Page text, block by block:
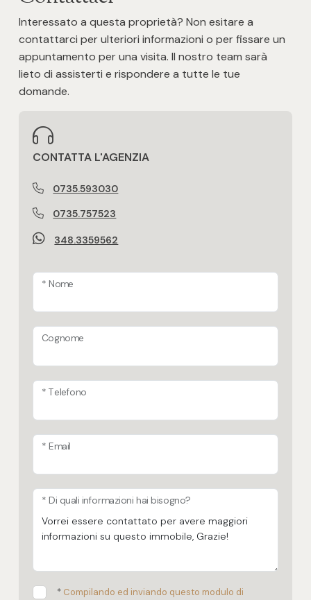
Interessato a questa proprietà? Non esitare a
contattarci per ulteriori informazioni o per fissare un
appuntamento per una visita. Il nostro team sarà
lieto di assisterti e rispondere a tutte le tue
domande.
CONTATTA L'AGENZIA
0735.593030
0735.757523
348.3359562
* Nome
Cognome
* Telefono
* Email
* Di quali informazioni hai bisogno?
* Compilando ed inviando questo modulo di
3
4
5+
Altre
opzioni
multiscelta
Giardino
Posto auto/Box
Balcone/Terrazzo
Arredato
Nuova costruzione
Lusso